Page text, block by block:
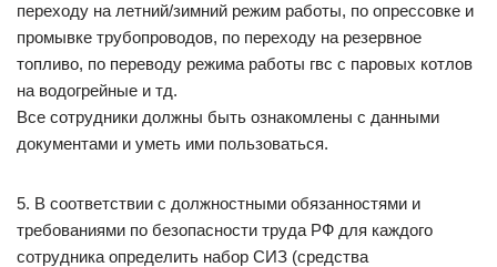
переходу на летний/зимний режим работы, по опрессовке и
промывке трубопроводов, по переходу на резервное
топливо, по переводу режима работы гвс с паровых котлов
на водогрейные и тд.
Все сотрудники должны быть ознакомлены с данными
документами и уметь ими пользоваться.
5. В соответствии с должностными обязанностями и
требованиями по безопасности труда РФ для каждого
сотрудника определить набор СИЗ (средства